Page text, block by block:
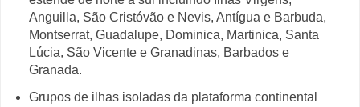
Anguilla, São Cristóvão e Nevis, Antígua e Barbuda,
Montserrat, Guadalupe, Dominica, Martinica, Santa
Lúcia, São Vicente e Granadinas, Barbados e
Granada.
Grupos de ilhas isoladas da plataforma continental